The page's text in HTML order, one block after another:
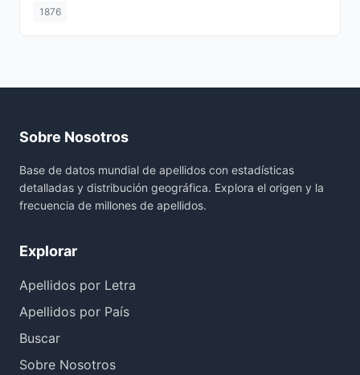
1876
Sobre Nosotros
Base de datos mundial de apellidos con estadísticas
detalladas y distribución geográfica. Explora el origen y la
frecuencia de millones de apellidos.
Explorar
Apellidos por Letra
Apellidos por País
Buscar
Sobre Nosotros